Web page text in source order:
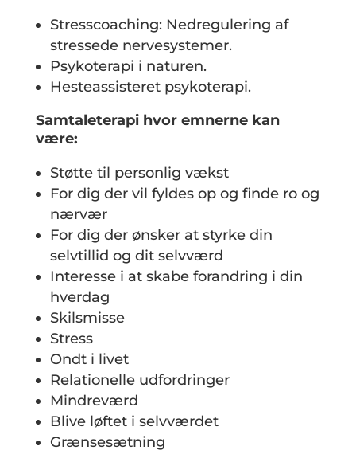
Stresscoaching: Nedregulering af
stressede nervesystemer.
Psykoterapi i naturen.
Hesteassisteret psykoterapi.
Samtaleterapi hvor emnerne kan
være:
Støtte til personlig vækst
For dig der vil fyldes op og finde ro og
nærvær
For dig der ønsker at styrke din
selvtillid og dit selvværd
Interesse i at skabe forandring i din
hverdag
Skilsmisse
Stress
Ondt i livet
Relationelle udfordringer
Mindreværd
Blive løftet i selvværdet
Grænsesætning